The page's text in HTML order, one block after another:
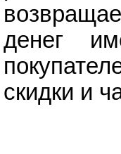
денег
скидки и